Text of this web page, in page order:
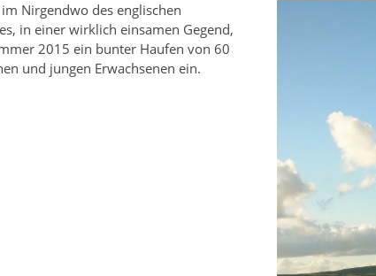
Nirgendwo des englischen
in einer wirklich einsamen Gegend,
2015 ein bunter Haufen von 60
und jungen Erwachsenen ein.